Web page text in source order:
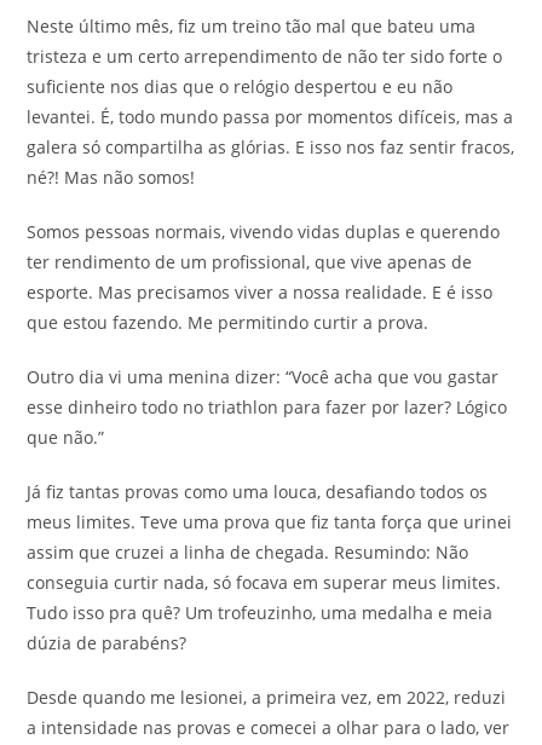
Neste último mês, fiz um treino tão mal que bateu uma
tristeza e um certo arrependimento de não ter sido forte o
suficiente nos dias que o relógio despertou e eu não
levantei. É, todo mundo passa por momentos difíceis, mas a
galera só compartilha as glórias. E isso nos faz sentir fracos,
né?! Mas não somos!
Somos pessoas normais, vivendo vidas duplas e querendo
ter rendimento de um profissional, que vive apenas de
esporte. Mas precisamos viver a nossa realidade. E é isso
que estou fazendo. Me permitindo curtir a prova.
Outro dia vi uma menina dizer: “Você acha que vou gastar
esse dinheiro todo no triathlon para fazer por lazer? Lógico
que não.”
Já fiz tantas provas como uma louca, desafiando todos os
meus limites. Teve uma prova que fiz tanta força que urinei
assim que cruzei a linha de chegada. Resumindo: Não
conseguia curtir nada, só focava em superar meus limites.
Tudo isso pra quê? Um trofeuzinho, uma medalha e meia
dúzia de parabéns?
Desde quando me lesionei, a primeira vez, em 2022, reduzi
a intensidade nas provas e comecei a olhar para o lado, ver